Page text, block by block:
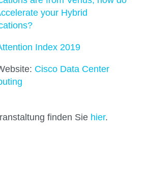
your Hybrid
Index 2019
Cisco Data Center
finden Sie hier.